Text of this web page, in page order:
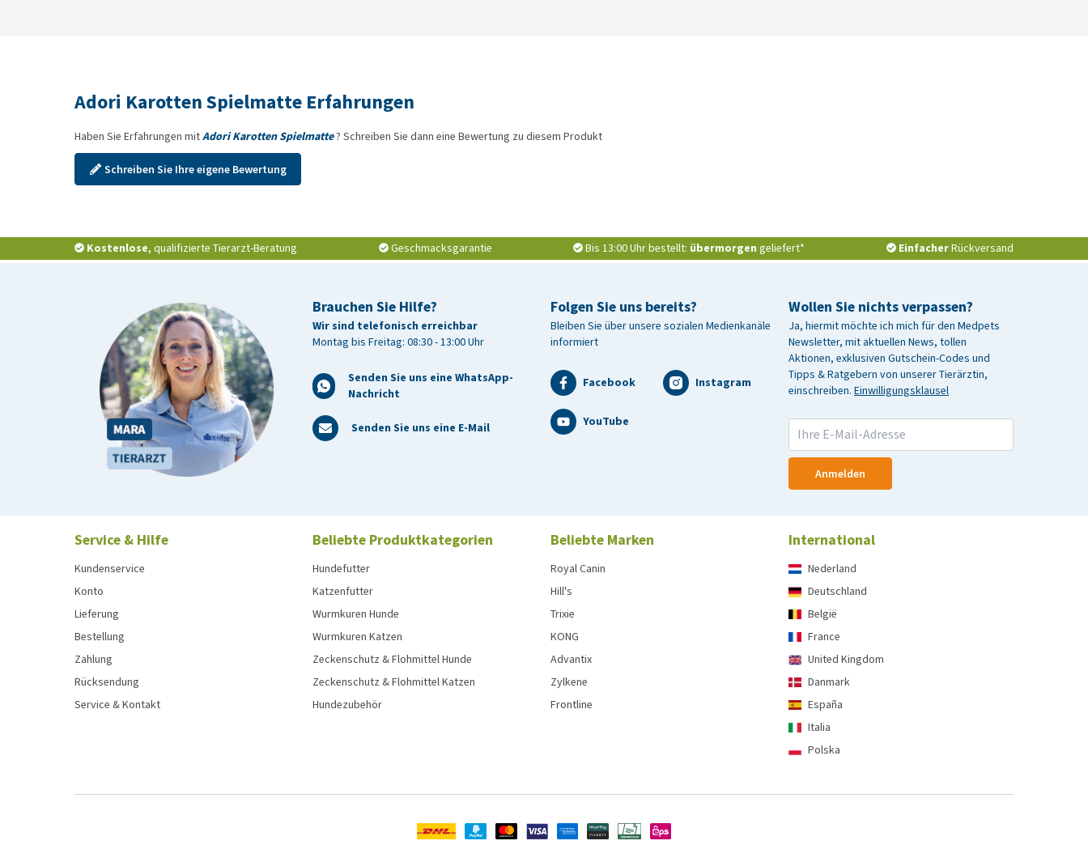
Adori Karotten Spielmatte Erfahrungen
Haben Sie Erfahrungen mitAdori Karotten Spielmatte? Schreiben Sie dann eine Bewertung zu diesem Produkt
Schreiben Sie Ihre eigene Bewertung
Kostenlose, qualifizierte Tierarzt-Beratung Geschmacksgarantie Bis 13:00 Uhr bestellt: übermorgen geliefert* EinfacherRückversand
Brauchen Sie Hilfe?
Wir sind telefonisch erreichbar
Montag bis Freitag: 08:30 - 13:00 Uhr
Senden Sie uns eine WhatsApp-
Nachricht
Senden Sie uns eine E-Mail
Wollen Sie nichts verpassen?
Ja, hiermit möchte ich mich für den Medpets
Newsletter, mit aktuellen News, tollen
Aktionen, exklusiven Gutschein-Codes und
Tipps & Ratgebern von unserer Tierärztin,
einschreiben. Einwilligungsklausel
Anmelden
Folgen Sie uns bereits?
Bleiben Sie über unsere sozialen Medienkanäle
informiert
Facebook Instagram
YouTube
Service & Hilfe
Kundenservice
Konto
Lieferung
Bestellung
Zahlung
Rücksendung
Service & Kontakt
Beliebte Produktkategorien
Hundefutter
Katzenfutter
Wurmkuren Hunde
Wurmkuren Katzen
Zeckenschutz & Flohmittel Hunde
Zeckenschutz & Flohmittel Katzen
Hundezubehör
Beliebte Marken
Royal Canin
Hill's
Trixie
KONG
Advantix
Zylkene
Frontline
International
Nederland
Deutschland
België
France
United Kingdom
Danmark
España
Italia
Polska